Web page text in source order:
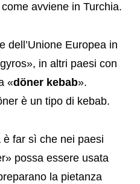
avviene in Turchia.
dell’Unione Europea in
in altri paesi con
«döner kebab».
è un tipo di kebab.
è far sì che nei paesi
possa essere usata
la pietanza